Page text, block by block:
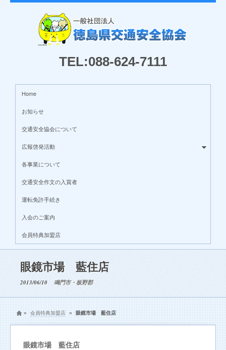
TEL:088-624-7111
Home
お知らせ
交通安全協会について
広報啓発活動
各事業について
交通安全作文の入賞者
運転免許手続き
入会のご案内
会員特典加盟店
眼鏡市場 藍住店
2013/06/10 鳴門市・板野郡
» 会員特典加盟店 » 眼鏡市場 藍住店
眼鏡市場 藍住店